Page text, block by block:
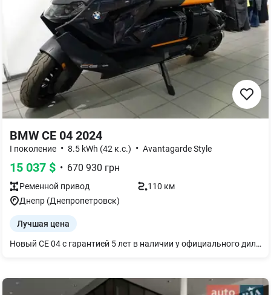
BMW CE 04 2024
І поколение • 8.5 kWh (42 к.с.) • Avantagarde Style
15 037 $ • 670 930 грн
Ременной привод
110 км
Днепр (Днепропетровск)
Лучшая цена
Новый CE 04 с гарантией 5 лет в наличии у официального дилера в г. Днепре. Приглашаем на осмотр Дополнительно вы можете у нас воспользоваться: - Выгодной программой кредитования; - Прозрачной программой Trade in. Стандартное оборудование: Полноценная светодиодная фара; 10,25-дюймовый TFT-дисплей, включая BMW Motorrad Connectivity; Бесключевой доступ (Keyless Ride); Три режима езды (Eco, Rain, Road); BMW Motorrad ABS; ASC; Электронный помощник заднего хода; Интеллектуальный экстренный вызов ECALL; Вентилируемый багажный отсек с USB-C; Освещенное багажное отделение с боковой загрузкой; Стандартный зарядный кабель для бытовой розетки. Дополнительное оборудование: Светодиодные (LED) огни дневного света Инструкция по эксплуатации на украинском языке Быстрое зарядное устройство Подогрев рукояток Датчики давления в шинах Стоп-сигнал для конкретной страны Протипожарная система с сигнализацией Пакет "Динамік" Адаптивные фары Главная фара ПРО Режимы движения ПРО АБС ПРО Стиль "Avantgarde" Тонированный ветрозащитный щиток Сиденье pro